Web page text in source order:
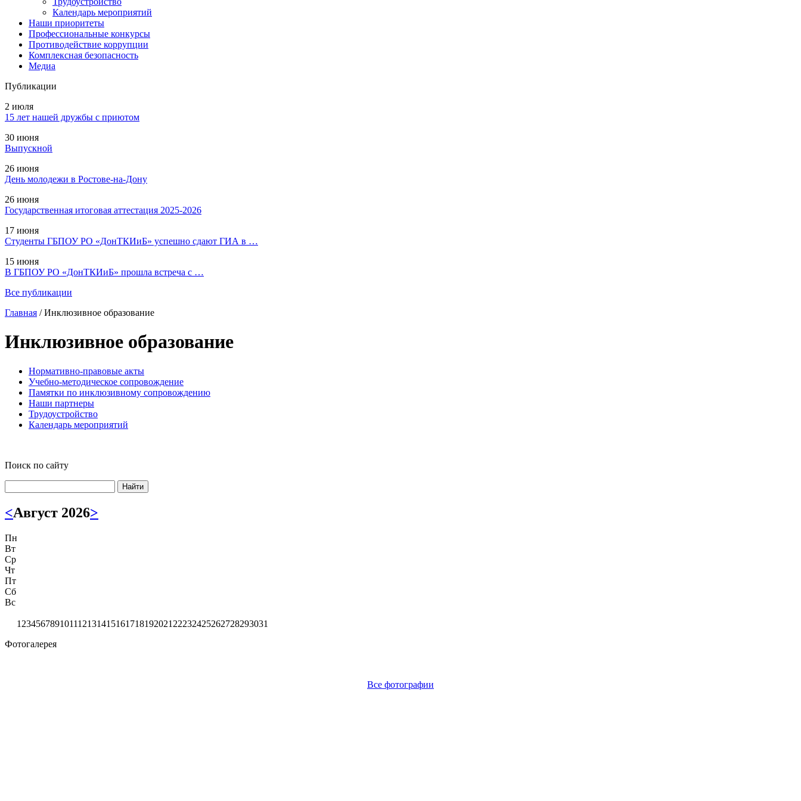
Календарь мероприятий
Наши приоритеты
Профессиональные конкурсы
Противодействие коррупции
Комплексная безопасность
Медиа
Публикации
2 июля
15 лет нашей дружбы с приютом
30 июня
Выпускной
26 июня
День молодежи в Ростове-на-Дону
26 июня
Государственная итоговая аттестация 2025-2026
17 июня
Студенты ГБПОУ РО «ДонТКИиБ» успешно сдают ГИА в …
15 июня
В ГБПОУ РО «ДонТКИиБ» прошла встреча с …
Все публикации
Главная /Инклюзивное образование
Инклюзивное образование
Нормативно-правовые акты
Учебно-методическое сопровождение
Памятки по инклюзивному сопровождению
Наши партнеры
Трудоустройство
Календарь мероприятий
Поиск по сайту
Найти
<Август 2026>
Пн
Вт
Ср
Чт
Пт
Сб
Вс
1 23456789101112131415161718192021 22232425262728293031
Фотогалерея
Все фотографии